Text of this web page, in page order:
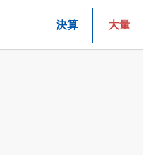
決算 大量